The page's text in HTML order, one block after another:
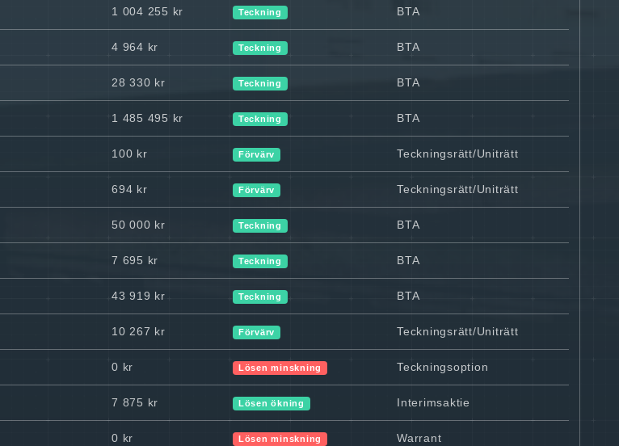
1 004 255 kr Teckning BTA
4 964 kr Teckning BTA
28 330 kr Teckning BTA
1 485 495 kr Teckning BTA
100 kr Förvärv Teckningsrätt/Uniträtt
694 kr Förvärv Teckningsrätt/Uniträtt
50 000 kr Teckning BTA
7 695 kr Teckning BTA
43 919 kr Teckning BTA
10 267 kr Förvärv Teckningsrätt/Uniträtt
0 kr Lösen minskning Teckningsoption
7 875 kr Lösen ökning Interimsaktie
0 kr Lösen minskning Warrant